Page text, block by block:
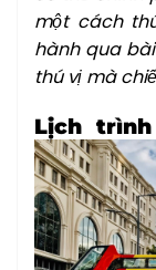
một cách
hành qua
thú vị mà
Lịch